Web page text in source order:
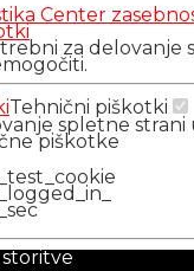
Center
za delovanje
Tehnični piškotki
spletne
piškotke